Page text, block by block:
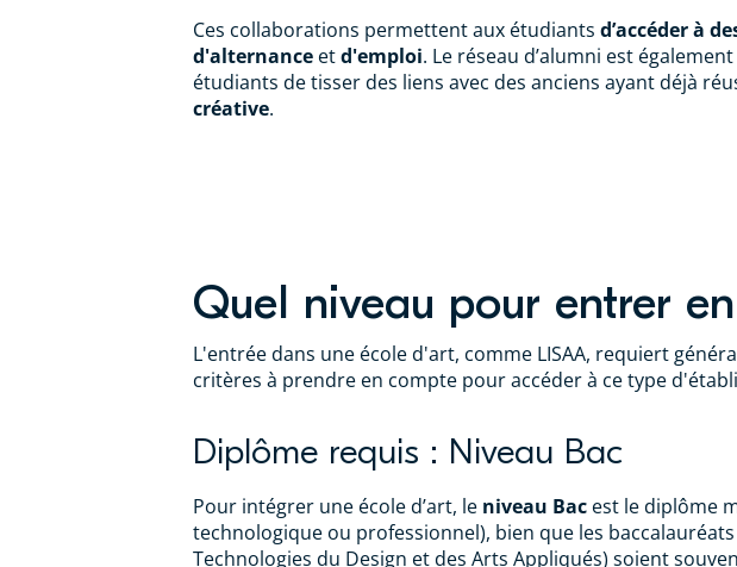
Ces collaborations permettent aux étudiants d’accéder à
d'alternance etd'emploi. Le réseau d’alumni est
étudiants de tisser des liens avec des anciens ayant déjà
créative.
Quel niveau pour entrer
L'entrée dans une école d'art, comme LISAA, requiert
critères à prendre en compte pour accéder à ce type
Diplôme requis : Niveau Bac
Pour intégrer une école d’art, le niveau Bac est le diplôme
technologique ou professionnel), bien que les
Technologies du Design et des Arts Appliqués) soient